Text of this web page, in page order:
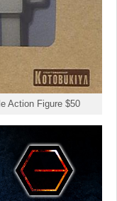
Action Figure $50